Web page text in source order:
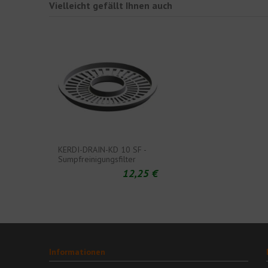
Vielleicht gefällt Ihnen auch
KERDI-DRAIN-KD 10 SF -
Sumpfreinigungsfilter
12,25 €
Informationen